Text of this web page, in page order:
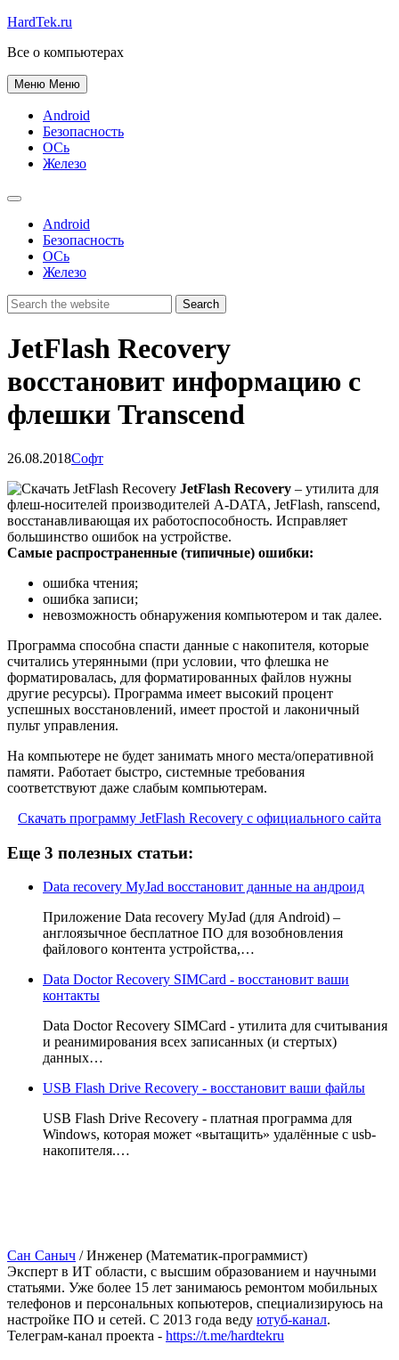
HardTek.ru
Все о компьютерах
Меню Меню
Android
Безопасность
ОСь
Железо
Android
Безопасность
ОСь
Железо
JetFlash Recovery
восстановит информацию с
флешки Transcend
26.08.2018Софт
JetFlash Recovery – утилита для
флеш-носителей производителей A-DATA, JetFlash, ranscend,
восстанавливающая их работоспособность. Исправляет
большинство ошибок на устройстве.
Самые распространенные (типичные) ошибки:
ошибка чтения;
ошибка записи;
невозможность обнаружения компьютером и так далее.
Программа способна спасти данные с накопителя, которые
считались утерянными (при условии, что флешка не
форматировалась, для форматированных файлов нужны
другие ресурсы). Программа имеет высокий процент
успешных восстановлений, имеет простой и лаконичный
пульт управления.
На компьютере не будет занимать много места/оперативной
памяти. Работает быстро, системные требования
соответствуют даже слабым компьютерам.
Скачать программу JetFlash Recovery с официального сайта
Еще 3 полезных статьи:
Data recovery MyJad восстановит данные на андроид
Приложение Data recovery MyJad (для Android) –
англоязычное бесплатное ПО для возобновления
файлового контента устройства,…
Data Doctor Recovery SIMCard - восстановит ваши
контакты
Data Doctor Recovery SIMCard - утилита для считывания
и реанимирования всех записанных (и стертых)
данных…
USB Flash Drive Recovery - восстановит ваши файлы
USB Flash Drive Recovery - платная программа для
Windows, которая может «вытащить» удалённые с usb-
накопителя.…
Сан Саныч /Инженер (Математик-программист)
Эксперт в ИТ области, с высшим образованием и научными
статьями. Уже более 15 лет занимаюсь ремонтом мобильных
телефонов и персональных копьютеров, специализируюсь на
настройке ПО и сетей. С 2013 года веду ютуб-канал.
Телеграм-канал проекта - https://t.me/hardtekru